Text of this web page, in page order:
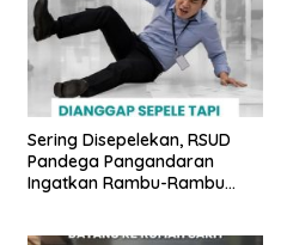
Sering Disepelekan, RSUD
Pandega Pangandaran
Ingatkan Rambu-Rambu